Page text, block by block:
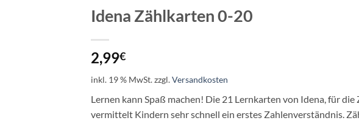
Idena Zählkarten 0-20
2,99€
inkl. 19 % MwSt.zzgl.Versandkosten
Lernen kann Spaß machen! Die 21 Lernkarten von Idena, für die
vermittelt Kindern sehr schnell ein erstes Zahlenverständnis.